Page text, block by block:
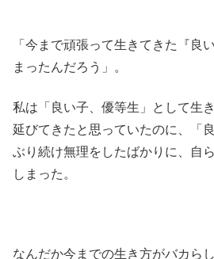
「今まで頑張って生きてきた『良
まったんだろう」。
私は「良い子、優等生」として生
延びてきたと思っていたのに、「
ぶり続け無理をしたばかりに、自
しまった。
なんだか今までの生き方がバカら